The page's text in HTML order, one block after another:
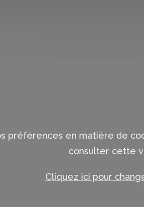
préférences en matière de
consulter cette
Cliquez ici pour